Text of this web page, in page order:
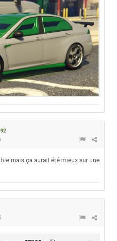
mais ça aurait été mieux sur une